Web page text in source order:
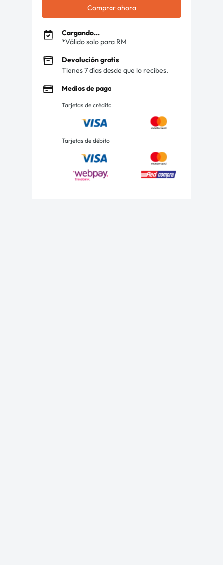
Comprar ahora
Cargando...
*Válido solo para RM
Devolución gratis
Tienes 7 días desde que lo recibes.
Medios de pago
Tarjetas de crédito
Tarjetas de débito